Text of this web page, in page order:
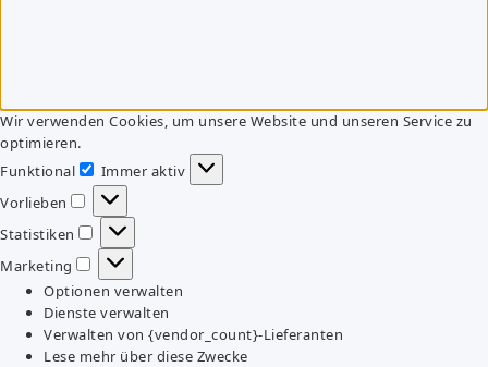
Wir verwenden Cookies, um unsere Website und unseren Service zu
optimieren.
Funktional
Funktional
Immer aktiv
Vorlieben
Vorlieben
Statistiken
Statistiken
Marketing
Marketing
Optionen verwalten
Dienste verwalten
Verwalten von {vendor_count}-Lieferanten
Lese mehr über diese Zwecke